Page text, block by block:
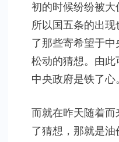
初的时候纷纷被大
所以国五条的出
了那些寄希望于
松动的猜想。由
中央政府是铁了心
而就在昨天随着
了猜想，那就是